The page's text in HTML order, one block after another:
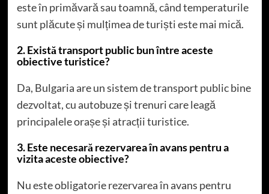
este în primăvară sau toamnă, când temperaturile
sunt plăcute și mulțimea de turiști este mai mică.
2. Există transport public bun între aceste
obiective turistice?
Da, Bulgaria are un sistem de transport public bine
dezvoltat, cu autobuze și trenuri care leagă
principalele orașe și atracții turistice.
3. Este necesară rezervarea în avans pentru a
vizita aceste obiective?
Nu este obligatorie rezervarea în avans pentru